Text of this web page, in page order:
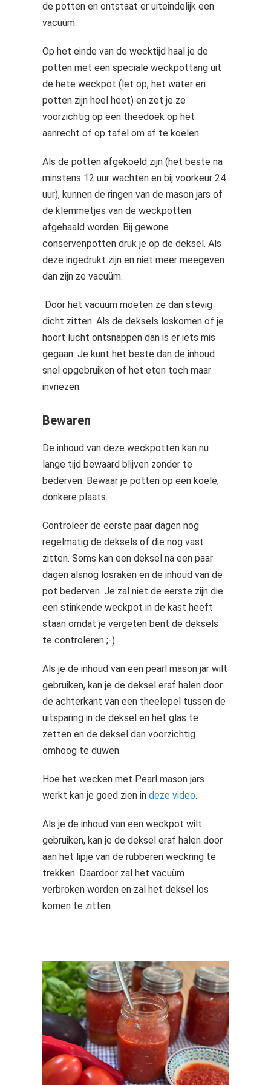
de potten en ontstaat er uiteindelijk een
vacuüm.
Op het einde van de wecktijd haal je de
potten met een speciale weckpottang uit
de hete weckpot (let op, het water en
potten zijn heel heet) en zet je ze
voorzichtig op een theedoek op het
aanrecht of op tafel om af te koelen.
Als de potten afgekoeld zijn (het beste na
minstens 12 uur wachten en bij voorkeur 24
uur), kunnen de ringen van de mason jars of
de klemmetjes van de weckpotten
afgehaald worden. Bij gewone
conservenpotten druk je op de deksel. Als
deze ingedrukt zijn en niet meer meegeven
dan zijn ze vacuüm.
Door het vacuüm moeten ze dan stevig
dicht zitten. Als de deksels loskomen of je
hoort lucht ontsnappen dan is er iets mis
gegaan. Je kunt het beste dan de inhoud
snel opgebruiken of het eten toch maar
invriezen.
Bewaren
De inhoud van deze weckpotten kan nu
lange tijd bewaard blijven zonder te
bederven. Bewaar je potten op een koele,
donkere plaats.
Controleer de eerste paar dagen nog
regelmatig de deksels of die nog vast
zitten. Soms kan een deksel na een paar
dagen alsnog losraken en de inhoud van de
pot bederven. Je zal niet de eerste zijn die
een stinkende weckpot in de kast heeft
staan omdat je vergeten bent de deksels
te controleren ;-).
Als je de inhoud van een pearl mason jar wilt
gebruiken, kan je de deksel eraf halen door
de achterkant van een theelepel tussen de
uitsparing in de deksel en het glas te
zetten en de deksel dan voorzichtig
omhoog te duwen.
Hoe het wecken met Pearl mason jars
werkt kan je goed zien in deze video.
Als je de inhoud van een weckpot wilt
gebruiken, kan je de deksel eraf halen door
aan het lipje van de rubberen weckring te
trekken. Daardoor zal het vacuüm
verbroken worden en zal het deksel los
komen te zitten.